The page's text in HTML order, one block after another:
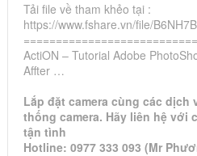
Tải file về tham khẻo tại :
https://www.fshare.vn/file/
ActiON – Tutorial Adobe
Affter …
Lắp đặt camera cùng các dịch
thống camera. Hãy liên hệ
tận tình
Hotline: 0977 333 093 (Mr